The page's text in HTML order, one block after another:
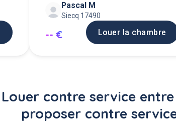
mois)Pascal M
Siecq 17490
-- € Louer la chambre
Louer contre service
proposer contre